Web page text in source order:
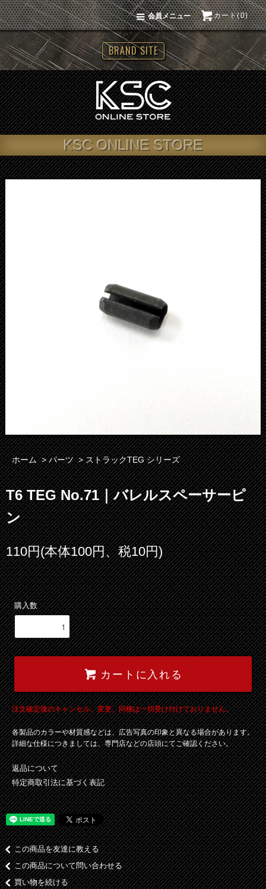
カート(0)
会員メニュー
BRAND SITE
KSC ONLINE STORE
ホーム >パーツ >ストラックTEG シリーズ
T6 TEG No.71｜バレルスペーサーピ
ン
110円(本体100円、税10円)
購入数
カートに入れる
注文確定後のキャンセル、変更、同梱は一切受け付けておりません。
各製品のカラーや材質感などは、広告写真の印象と異なる場合があります。
詳細な仕様につきましては、専門店などの店頭にてご確認ください。
返品について
特定商取引法に基づく表記
この商品を友達に教える
この商品について問い合わせる
買い物を続ける